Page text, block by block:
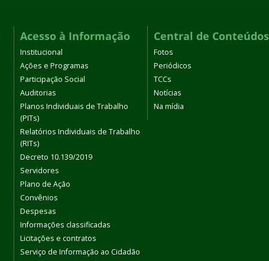
Acesso à Informação
Institucional
Ações e Programas
Participação Social
Auditorias
Planos Individuais de Trabalho
(PITs)
Relatórios Individuais de Trabalho
(RITs)
Decreto 10.139/2019
Servidores
Plano de Ação
Convênios
Despesas
Informações classificadas
Licitações e contratos
Serviço de Informação ao Cidadão
Central de Conteúdos
Fotos
Periódicos
TCCs
Notícias
Na mídia